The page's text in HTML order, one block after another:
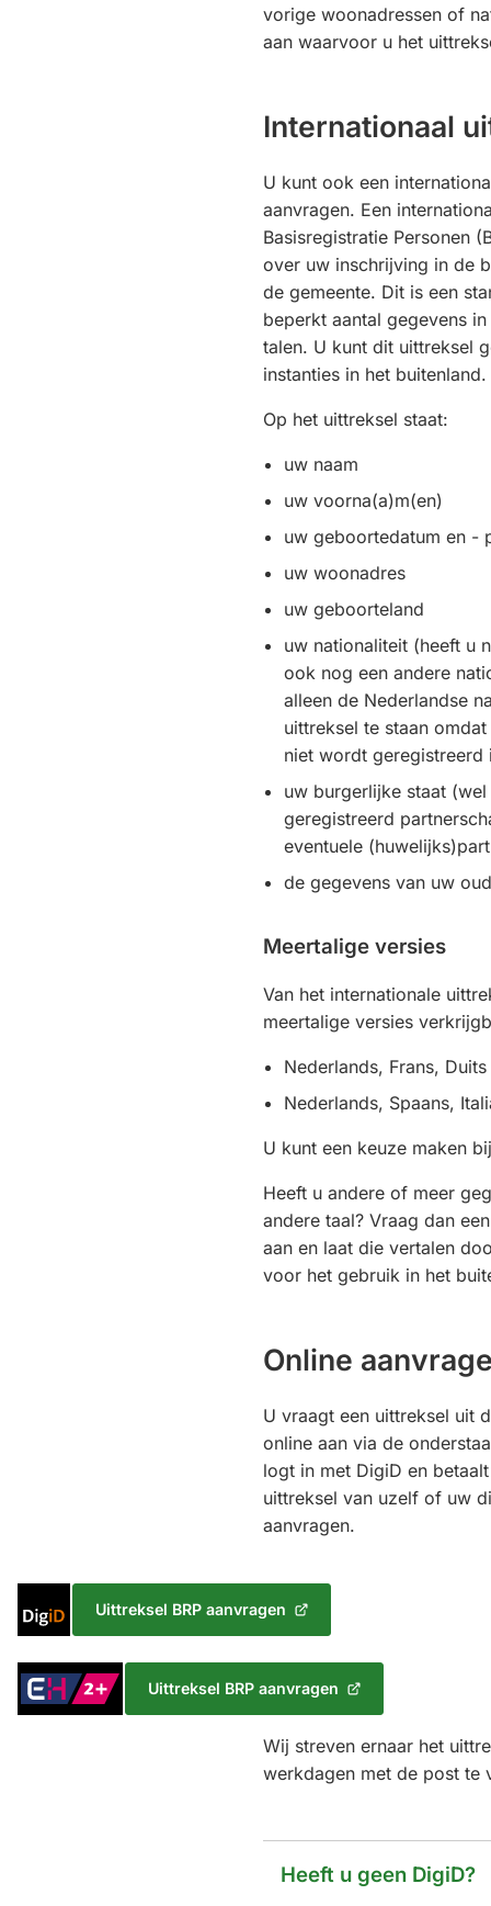
vorige woonadressen of
aan waarvoor u het
Internationaal
U kunt ook een
aanvragen. Een
Basisregistratie Personen
over uw inschrijving in de
de gemeente. Dit is een
beperkt aantal gegevens
talen. U kunt dit uittreksel
instanties in het buitenland.
Op het uittreksel staat:
uw naam
uw voorna(a)m(en)
uw geboortedatum en -
uw woonadres
uw geboorteland
uw nationaliteit (heeft u
ook nog een andere
alleen de Nederlandse
uittreksel te staan
niet wordt geregistreerd
uw burgerlijke staat
geregistreerd
eventuele
de gegevens van uw
Meertalige versies
Van het internationale
meertalige versies
Nederlands, Frans,
Nederlands, Spaans,
U kunt een keuze maken
Heeft u andere of meer
andere taal? Vraag dan
aan en laat die vertalen
voor het gebruik in het
Online
U vraagt een uittreksel uit
online aan via de
logt in met DigiD en
uittreksel van uzelf of uw
aanvragen.
met
Uittreksel BRP aanvragen
(Verwijst
een
externe
website)
Inloggen
met
Uittreksel BRP aanvragen
(Verwijst
Wij streven ernaar het
werkdagen met de post te
Heeft u geen DigiD?